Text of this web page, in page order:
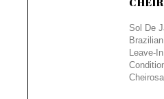
Sol De
Leave-In